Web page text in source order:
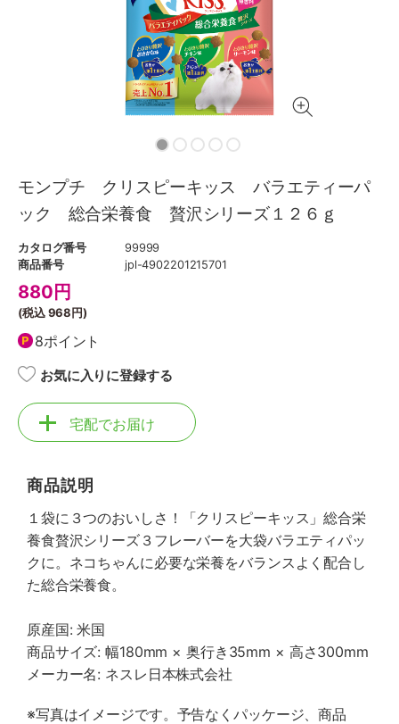
モンプチ クリスピーキッス バラエティーパ
ック 総合栄養食 贅沢シリーズ１２６ｇ
カタログ番号
99999
商品番号
jpl-4902201215701
880 円
(税込968円)
8ポイント
お気に入りに登録する
宅配でお届け
商品説明
１袋に３つのおいしさ！「クリスピーキッス」総合栄
養食贅沢シリーズ３フレーバーを大袋バラエティパッ
クに。ネコちゃんに必要な栄養をバランスよく配合し
た総合栄養食。
原産国: 米国
商品サイズ: 幅180mm × 奥行き35mm × 高さ300mm
メーカー名: ネスレ日本株式会社
※写真はイメージです。予告なくパッケージ、商品